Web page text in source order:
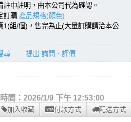
註中註明，由本公司代為確認。
訂購 產品規格(顏色)
1(組/個)，售完為止(大量訂購請洽本公
尋 提出 詢問、評價
間：2026/1/9 下午 12:53:00
加入收藏 付款方式 配送方式